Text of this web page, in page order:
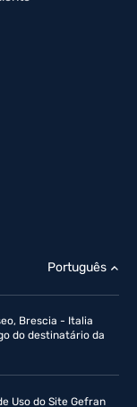
Brescia - Italia
do destinatário da
Português
Uso do Site Gefran